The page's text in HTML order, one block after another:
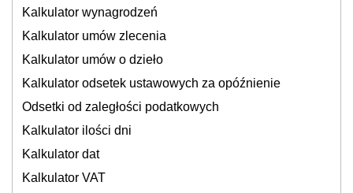
Kalkulator wynagrodzeń
Kalkulator umów zlecenia
Kalkulator umów o dzieło
Kalkulator odsetek ustawowych za opóźnienie
Odsetki od zaległości podatkowych
Kalkulator ilości dni
Kalkulator dat
Kalkulator VAT